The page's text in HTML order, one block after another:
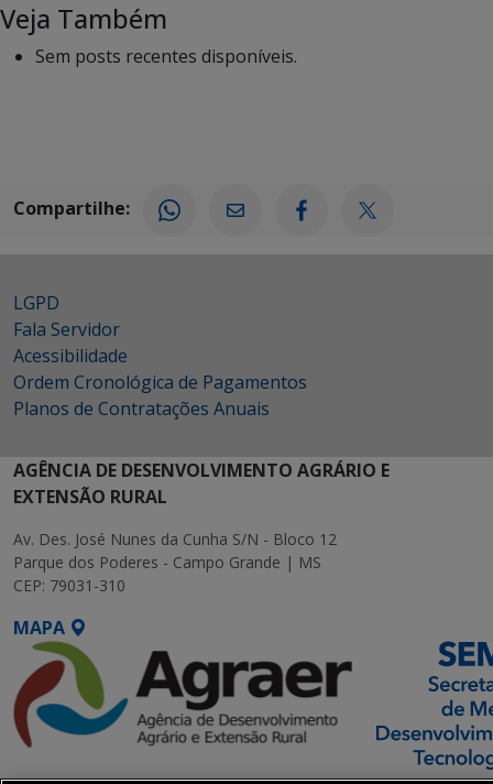
Veja Também
Sem posts recentes disponíveis.
Compartilhe:
LGPD
Fala Servidor
Acessibilidade
Ordem Cronológica de Pagamentos
Planos de Contratações Anuais
AGÊNCIA DE DESENVOLVIMENTO AGRÁRIO E
EXTENSÃO RURAL
Av. Des. José Nunes da Cunha S/N - Bloco 12
Parque dos Poderes - Campo Grande | MS
CEP: 79031-310
MAPA